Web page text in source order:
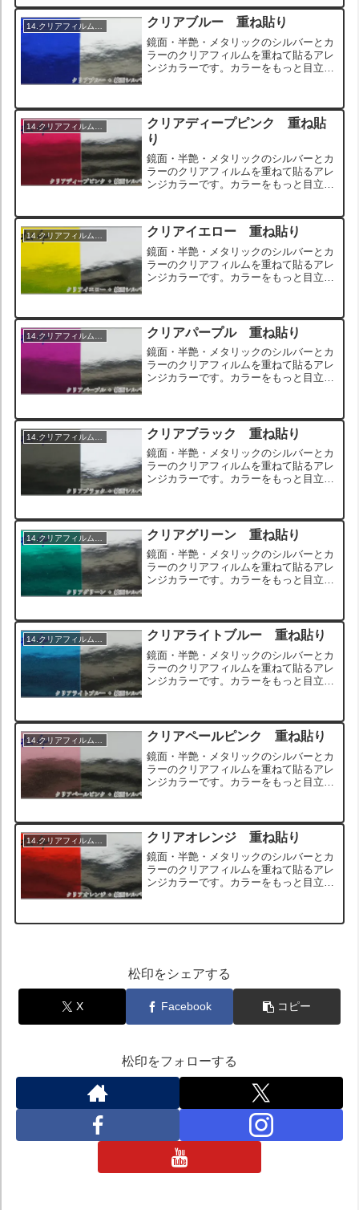
また、ブラックアウトされたヘッドライ
トはクリアカラーの色相が...
クリアブルー 重ね貼り
鏡面・半艶・メタリックのシルバーとカ
ラーのクリアフィルムを重ねて貼るアレ
ンジカラーです。カラーをもっと目立た
また、ブラックアウトされたヘッドライ
トはクリアカラーの色相が...
14.クリアフィルム重ね貼り
クリアディープピンク 重ね貼
り
鏡面・半艶・メタリックのシルバーとカ
ラーのクリアフィルムを重ねて貼るアレ
ンジカラーです。カラーをもっと目立た
また、ブラックアウトされたヘッドライ
トはクリアカラーの色相が...
クリアイエロー 重ね貼り
鏡面・半艶・メタリックのシルバーとカ
ラーのクリアフィルムを重ねて貼るアレ
ンジカラーです。カラーをもっと目立た
また、ブラックアウトされたヘッドライ
トはクリアカラーの色相が...
14.クリアフィルム重ね貼り クリアパープル 重ね貼り
鏡面・半艶・メタリックのシルバーとカ
ラーのクリアフィルムを重ねて貼るアレ
ンジカラーです。カラーをもっと目立た
また、ブラックアウトされたヘッドライ
トはクリアカラーの色相が...
クリアブラック 重ね貼り
鏡面・半艶・メタリックのシルバーとカ
ラーのクリアフィルムを重ねて貼るアレ
ンジカラーです。カラーをもっと目立た
また、ブラックアウトされたヘッドライ
トはクリアカラーの色相が...
クリアグリーン 重ね貼り
鏡面・半艶・メタリックのシルバーとカ
ラーのクリアフィルムを重ねて貼るアレ
ンジカラーです。カラーをもっと目立た
また、ブラックアウトされたヘッドライ
トはクリアカラーの色相が...
クリアライトブルー 重ね貼り
鏡面・半艶・メタリックのシルバーとカ
ラーのクリアフィルムを重ねて貼るアレ
ンジカラーです。カラーをもっと目立た
また、ブラックアウトされたヘッドライ
トはクリアカラーの色相が...
クリアペールピンク 重ね貼り
鏡面・半艶・メタリックのシルバーとカ
ラーのクリアフィルムを重ねて貼るアレ
ンジカラーです。カラーをもっと目立た
また、ブラックアウトされたヘッドライ
トはクリアカラーの色相が...
14.クリアフィルム重ね貼り クリアオレンジ 重ね貼り
鏡面・半艶・メタリックのシルバーとカ
ラーのクリアフィルムを重ねて貼るアレ
ンジカラーです。カラーをもっと目立た
また、ブラックアウトされたヘッドライ
松印をシェアする
X Facebook コピー
松印をフォローする